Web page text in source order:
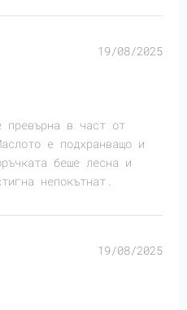
19/08/2025
превърна в част от
е подхранващо и
беше лесна и
непокътнат.
19/08/2025